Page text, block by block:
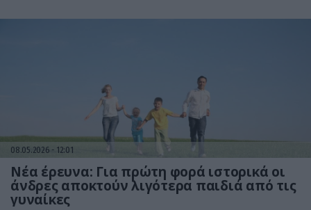
08.05.2026 12:01
Νέα έρευνα: Για πρώτη φορά ιστορικά οι
άνδρες αποκτούν λιγότερα παιδιά από τις
γυναίκες